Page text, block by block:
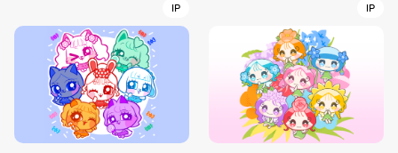
IP IP